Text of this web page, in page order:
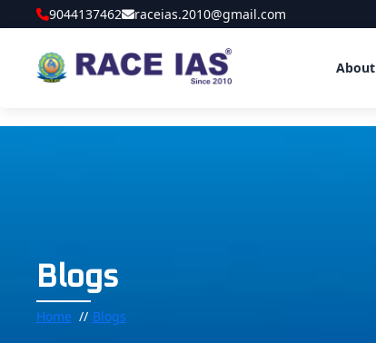
9044137462 raceias.2010@gmail.com
About
Blogs
Home Blogs